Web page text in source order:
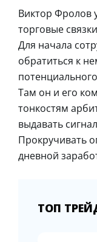
Виктор Фролов
торговые
Для начала
обратиться к
Там он и его
тонкостям
выдавать
Прокручивать
дневной
ТОП